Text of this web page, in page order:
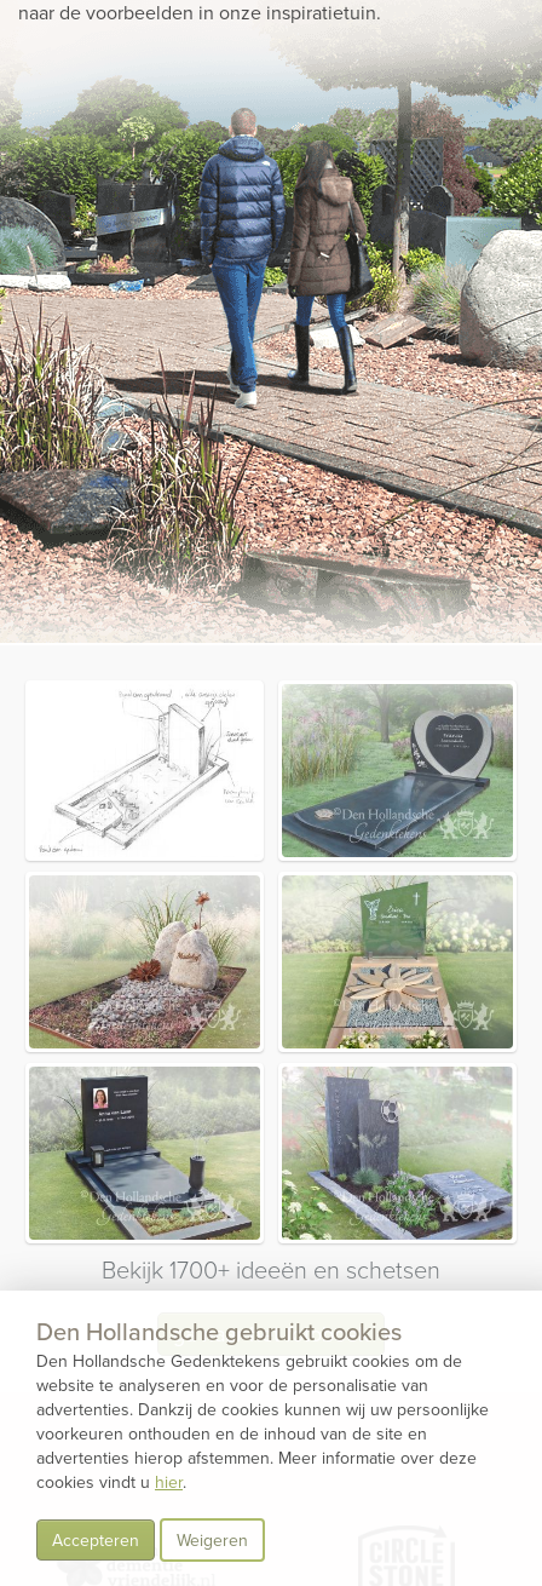
naar de voorbeelden in onze inspiratietuin.
Bekijk 1700+ ideeën en schetsen
ga naar het fotoboek
Den Hollandsche gebruikt cookies
Den Hollandsche Gedenktekens gebruikt cookies om de
website te analyseren en voor de personalisatie van
advertenties. Dankzij de cookies kunnen wij uw persoonlijke
voorkeuren onthouden en de inhoud van de site en
advertenties hierop afstemmen. Meer informatie over deze
cookies vindt u hier.
Accepteren Weigeren